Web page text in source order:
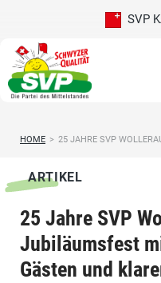
SVP
HOME > 25 JAHRE SVP
ARTIKEL
25 Jahre SVP
Jubiläumsfest
Gästen und